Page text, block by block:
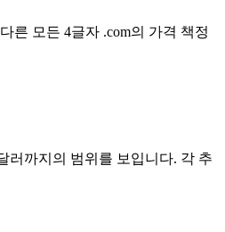
른 모든 4글자 .com의 가격 책정
러까지의 범위를 보입니다. 각 추